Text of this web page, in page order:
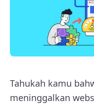
Tahukah kamu
meninggalkan